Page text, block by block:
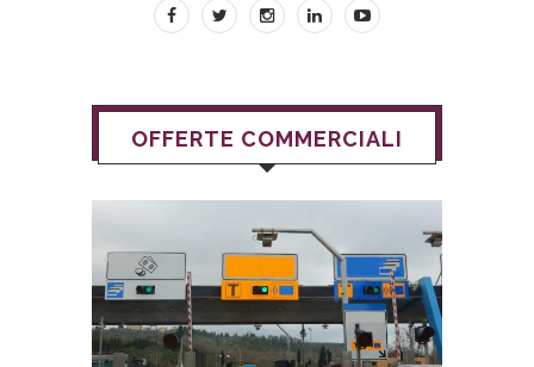
OFFERTE COMMERCIALI